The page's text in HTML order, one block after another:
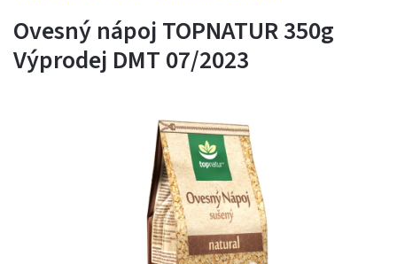
Ovesný nápoj TOPNATUR 350g
Výprodej DMT 07/2023